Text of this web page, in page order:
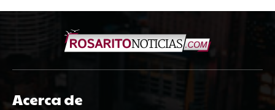
Acerca de